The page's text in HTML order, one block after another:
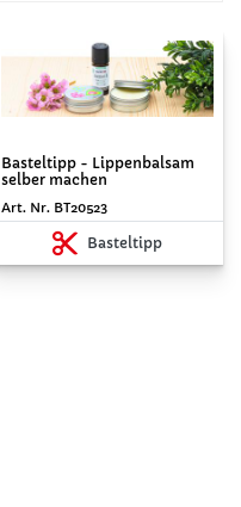
Basteltipp - Lippenbalsam
selber machen
Art. Nr. BT20523
Basteltipp